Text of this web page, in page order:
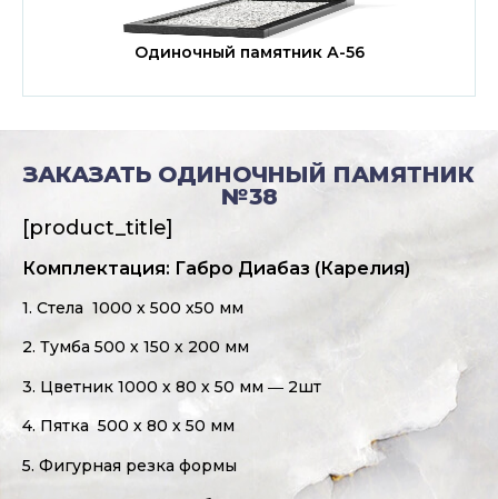
Одиночный памятник А-56
ЗАКАЗАТЬ ОДИНОЧНЫЙ ПАМЯТНИК
№38
[product_title]
Комплектация: Габро Диабаз (Карелия)
1. Стела 1000 х 500 х50 мм
2. Тумба 500 х 150 х 200 мм
3. Цветник 1000 х 80 х 50 мм ― 2шт
4. Пятка 500 х 80 х 50 мм
5. Фигурная резка формы